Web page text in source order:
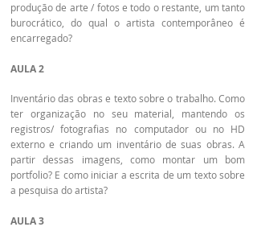
produção de arte / fotos e todo o restante, um tanto
burocrático, do qual o artista contemporâneo é
encarregado?
AULA 2
Inventário das obras e texto sobre o trabalho. Como
ter organização no seu material, mantendo os
registros/ fotografias no computador ou no HD
externo e criando um inventário de suas obras. A
partir dessas imagens, como montar um bom
portfolio? E como iniciar a escrita de um texto sobre
a pesquisa do artista?
AULA 3